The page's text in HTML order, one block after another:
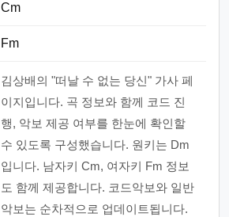
Cm
Fm
김상배의 "떠날 수 없는 당신" 가사 페
이지입니다. 곡 정보와 함께 코드 진
행, 악보 제공 여부를 한눈에 확인할
수 있도록 구성했습니다. 원키는 Dm
입니다. 남자키 Cm, 여자키 Fm 정보
도 함께 제공합니다. 코드악보와 일반
악보는 순차적으로 업데이트됩니다.